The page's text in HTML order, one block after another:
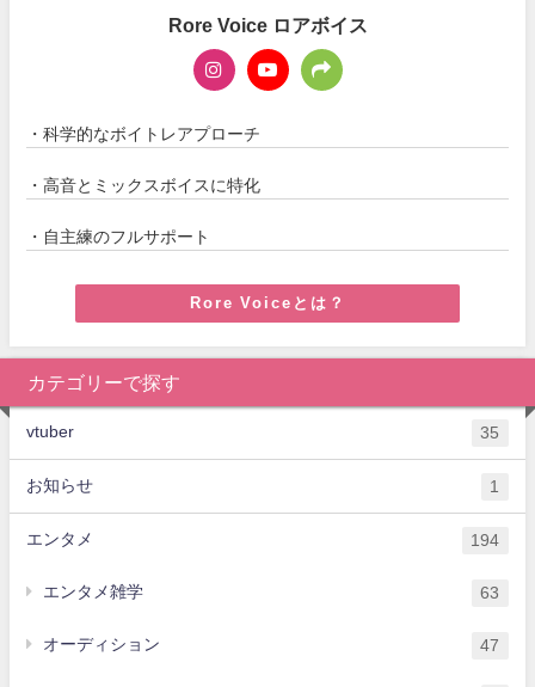
Rore Voice ロアボイス
・科学的なボイトレアプローチ
・高音とミックスボイスに特化
・自主練のフルサポート
Rore Voiceとは？
カテゴリーで探す
vtuber 35
お知らせ 1
エンタメ 194
エンタメ雑学 63
オーディション 47